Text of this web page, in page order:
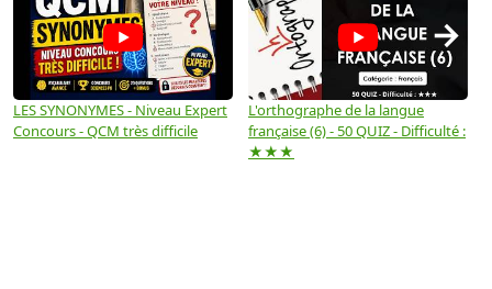
LES SYNONYMES - Niveau Expert
Concours - QCM très difficile
L'orthographe de la langue
française (6) - 50 QUIZ - Difficulté :
★★★
→